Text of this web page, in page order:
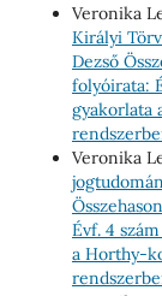
Veronika
Királyi
Dezső
folyóirata:
gyakorlata
Veronika
Évf. 4
a Horthy-